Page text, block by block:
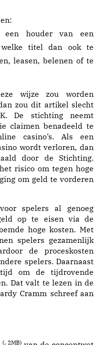
houder van een
welke titel dan ook te
leasen, belenen of te
wijze zou worden
zou dit artikel slecht
De stichting neemt
claimen benadeeld te
casino’s. Als een
wordt verloren, dan
door de Stichting.
risico om tegen hoge
om geld te vorderen
spelers al genoeg
op te eisen via de
hoge kosten. Met
spelers gezamenlijk
de proceskosten
spelers. Daarnaast
om de tijdrovende
Dat valt te lezen in de
Cramm schreef aan
(, 2MB)